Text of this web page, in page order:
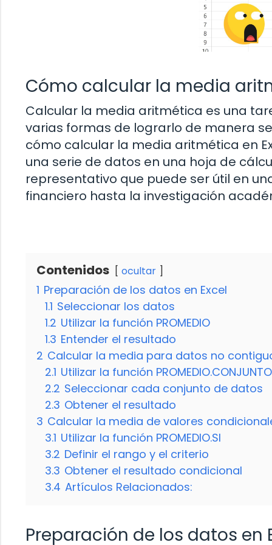
Cómo calcular la media
Calcular la media aritmética es una
varias formas de lograrlo de manera
cómo calcular la media aritmética en
una serie de datos en una hoja de
representativo que puede ser útil en
financiero hasta la investigación
Contenidos ocultar
1 Preparación de los datos en Excel
1.1 Seleccionar los datos
1.2 Utilizar la función PROMEDIO
1.3 Entender el resultado
2 Calcular la media para datos no
2.1 Utilizar la función PROMEDIO.CONJUNTO
2.2 Seleccionar cada conjunto de datos
2.3 Obtener el resultado
3 Calcular la media de valores
3.1 Utilizar la función PROMEDIO.SI
3.2 Definir el rango y el criterio
3.3 Obtener el resultado condicional
3.4 Artículos Relacionados:
Preparación de los datos en